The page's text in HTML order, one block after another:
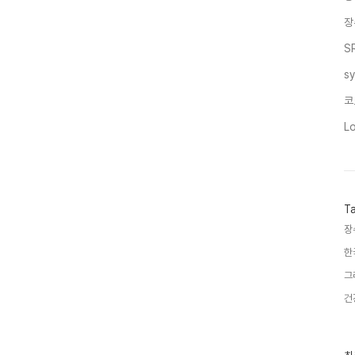
장
한
그
건